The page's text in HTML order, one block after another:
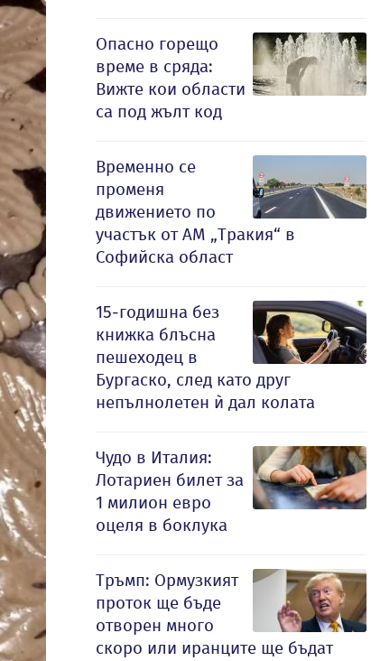
Опасно горещо
време в сряда:
Вижте кои области
са под жълт код
Временно се
променя
движението по
участък от АМ „Тракия“ в
Софийска област
15-годишна без
книжка блъсна
пешеходец в
Бургаско, след като друг
непълнолетен ѝ дал колата
Чудо в Италия:
Лотариен билет за
1 милион евро
оцеля в боклука
Тръмп: Ормузкият
проток ще бъде
отворен много
скоро или иранците ще бъдат